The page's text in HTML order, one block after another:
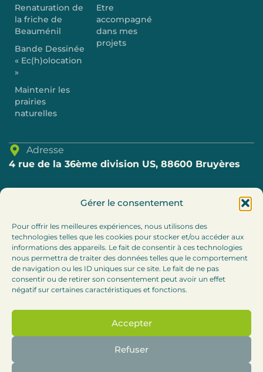
Gérer le consentement
Pour offrir les meilleures expériences, nous utilisons des
technologies telles que les cookies pour stocker et/ou accéder aux
informations des appareils. Le fait de consentir à ces technologies
nous permettra de traiter des données telles que le comportement
de navigation ou les ID uniques sur ce site. Le fait de ne pas
consentir ou de retirer son consentement peut avoir un effet
négatif sur certaines caractéristiques et fonctions.
Accepter
Refuser
Renaturation de
la friche de
Beauménil
Bande Dessinée
« Ec(h)olocation
»
Maintenir les
prairies
naturelles
Etre
accompagné
dans mes
projets
Adresse
4 rue de la 36ème division US, 88600 Bruyères
E-mail
accueil@cc-bruyeres.fr
Horaires
8h30-12h (accueil téléphonique l’après-
midi)
Vendredi : 8h30-12h